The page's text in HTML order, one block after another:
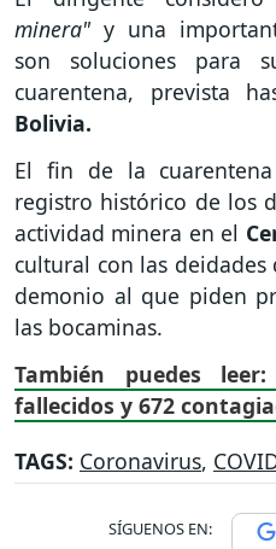
minera" y una
son soluciones para
cuarentena, prevista
Bolivia.
El fin de la
registro histórico de los
actividad minera en el
cultural con las
demonio al que piden
las bocaminas.
También puedes
fallecidos y 672
TAGS: Coronavirus,
SÍGUENOS EN: